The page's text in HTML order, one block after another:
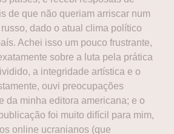
de que não queriam arriscar num
dado o atual clima político
Achei isso um pouco frustrante,
sobre a luta pela prática
a integridade artística e o
ouvi preocupações
da minha editora americana; e o
foi muito difícil para mim,
online ucranianos (que